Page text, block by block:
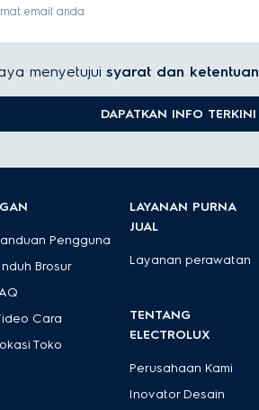
email anda
menyetujui syarat dan ketentuan
DAPATKAN INFO TERKINI
Pengguna
Brosur
Cara
Toko
LAYANAN PURNA
JUAL
Layanan perawatan
TENTANG
ELECTROLUX
Perusahaan Kami
Inovator Desain